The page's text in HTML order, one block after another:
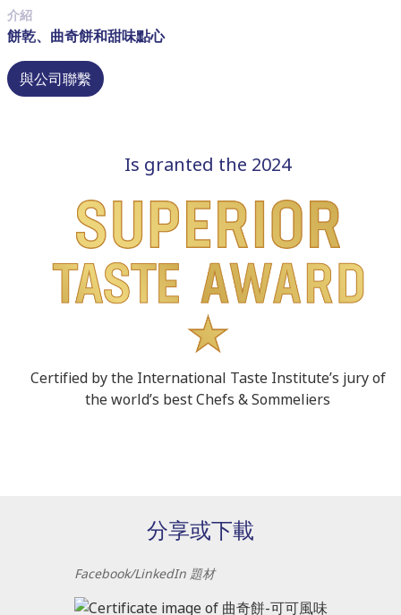
介紹
餅乾、曲奇餅和甜味點心
與公司聯繫
Is granted the 2024
Certified by the International Taste Institute’s jury of
the world’s best Chefs & Sommeliers
分享或下載
Facebook/LinkedIn 題材